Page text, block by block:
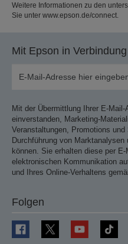
Weitere Informationen zu den
Sie unter www.epson.de/connect.
Mit Epson in
Mit der Übermittlung Ihrer E-
einverstanden, Marketing-
Veranstaltungen, Promotions
Durchführung von
können. Sie erhalten diese per
elektronischen Kommunikation
und Ihres Online-Verhaltens
Folgen